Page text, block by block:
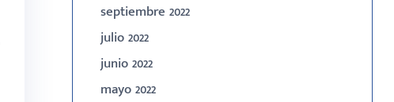
septiembre 2022
julio 2022
junio 2022
mayo 2022